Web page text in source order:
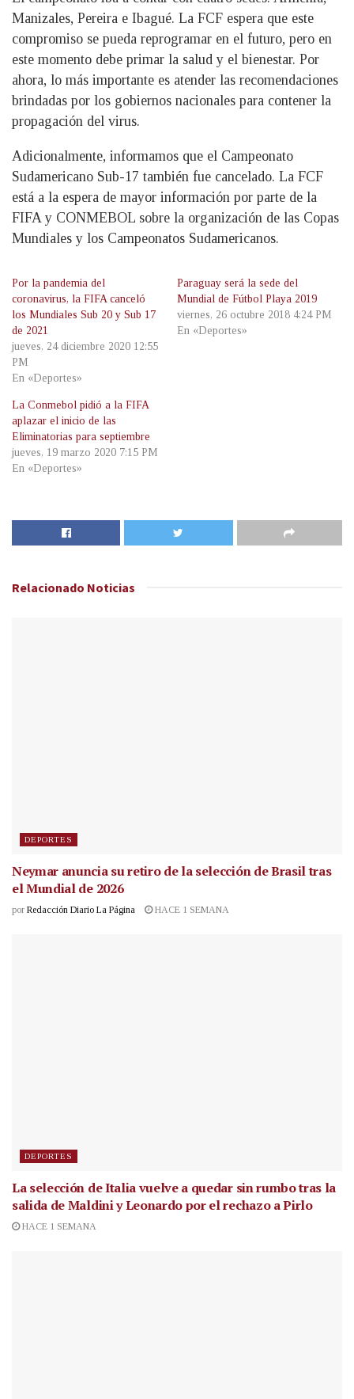
Manizales, Pereira e Ibagué. La FCF espera que este
compromiso se pueda reprogramar en el futuro, pero en
este momento debe primar la salud y el bienestar. Por
ahora, lo más importante es atender las recomendaciones
brindadas por los gobiernos nacionales para contener la
propagación del virus.
Adicionalmente, informamos que el Campeonato
Sudamericano Sub-17 también fue cancelado. La FCF
está a la espera de mayor información por parte de la
FIFA y CONMEBOL sobre la organización de las Copas
Mundiales y los Campeonatos Sudamericanos.
Por la pandemia del
coronavirus, la FIFA canceló
los Mundiales Sub 20 y Sub 17
de 2021
jueves, 24 diciembre 2020 12:55
PM
En «Deportes»
Paraguay será la sede del
Mundial de Fútbol Playa 2019
viernes, 26 octubre 2018 4:24 PM
En «Deportes»
La Conmebol pidió a la FIFA
aplazar el inicio de las
Eliminatorias para septiembre
jueves, 19 marzo 2020 7:15 PM
En «Deportes»
Relacionado Noticias
DEPORTES
Neymar anuncia su retiro de la selección de Brasil tras
el Mundial de 2026
por Redacción Diario La Página HACE 1 SEMANA
DEPORTES
La selección de Italia vuelve a quedar sin rumbo tras la
salida de Maldini y Leonardo por el rechazo a Pirlo
HACE 1 SEMANA